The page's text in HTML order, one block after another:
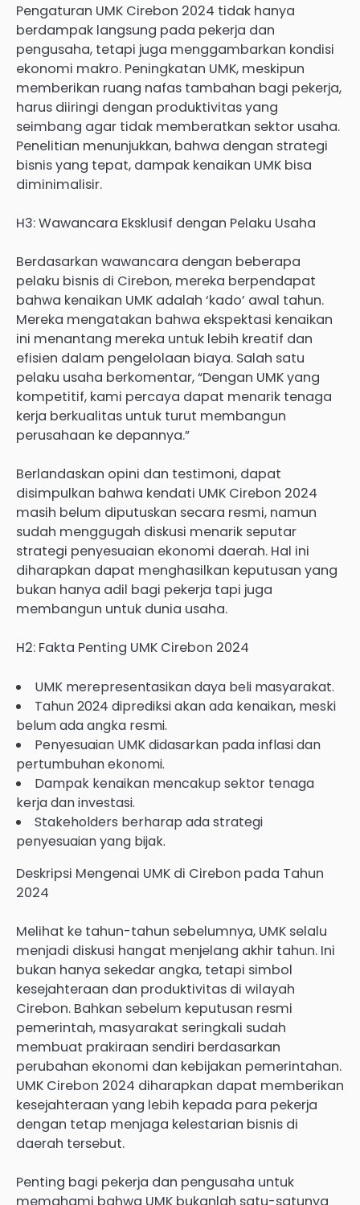
Pengaturan UMK Cirebon 2024 tidak hanya
berdampak langsung pada pekerja dan
pengusaha, tetapi juga menggambarkan kondisi
ekonomi makro. Peningkatan UMK, meskipun
memberikan ruang nafas tambahan bagi pekerja,
harus diiringi dengan produktivitas yang
seimbang agar tidak memberatkan sektor usaha.
Penelitian menunjukkan, bahwa dengan strategi
bisnis yang tepat, dampak kenaikan UMK bisa
diminimalisir.
H3: Wawancara Eksklusif dengan Pelaku Usaha
Berdasarkan wawancara dengan beberapa
pelaku bisnis di Cirebon, mereka berpendapat
bahwa kenaikan UMK adalah ‘kado’ awal tahun.
Mereka mengatakan bahwa ekspektasi kenaikan
ini menantang mereka untuk lebih kreatif dan
efisien dalam pengelolaan biaya. Salah satu
pelaku usaha berkomentar, “Dengan UMK yang
kompetitif, kami percaya dapat menarik tenaga
kerja berkualitas untuk turut membangun
perusahaan ke depannya.”
Berlandaskan opini dan testimoni, dapat
disimpulkan bahwa kendati UMK Cirebon 2024
masih belum diputuskan secara resmi, namun
sudah menggugah diskusi menarik seputar
strategi penyesuaian ekonomi daerah. Hal ini
diharapkan dapat menghasilkan keputusan yang
bukan hanya adil bagi pekerja tapi juga
membangun untuk dunia usaha.
H2: Fakta Penting UMK Cirebon 2024
UMK merepresentasikan daya beli masyarakat.
Tahun 2024 diprediksi akan ada kenaikan, meski
belum ada angka resmi.
Penyesuaian UMK didasarkan pada inflasi dan
pertumbuhan ekonomi.
Dampak kenaikan mencakup sektor tenaga
kerja dan investasi.
Stakeholders berharap ada strategi
penyesuaian yang bijak.
Deskripsi Mengenai UMK di Cirebon pada Tahun
2024
Melihat ke tahun-tahun sebelumnya, UMK selalu
menjadi diskusi hangat menjelang akhir tahun. Ini
bukan hanya sekedar angka, tetapi simbol
kesejahteraan dan produktivitas di wilayah
Cirebon. Bahkan sebelum keputusan resmi
pemerintah, masyarakat seringkali sudah
membuat prakiraan sendiri berdasarkan
perubahan ekonomi dan kebijakan pemerintahan.
UMK Cirebon 2024 diharapkan dapat memberikan
kesejahteraan yang lebih kepada para pekerja
dengan tetap menjaga kelestarian bisnis di
daerah tersebut.
Penting bagi pekerja dan pengusaha untuk
memahami bahwa UMK bukanlah satu-satunya